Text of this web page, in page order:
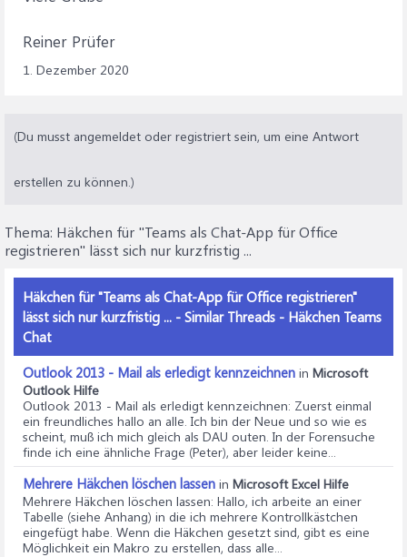
Reiner Prüfer
1. Dezember 2020
(Du musst angemeldet oder registriert sein, um eine Antwort
erstellen zu können.)
Thema: Häkchen für "Teams als Chat-App für Office
registrieren" lässt sich nur kurzfristig ...
Häkchen für "Teams als Chat-App für Office registrieren"
lässt sich nur kurzfristig ... - Similar Threads - Häkchen Teams
Chat
Outlook 2013 - Mail als erledigt kennzeichnen in Microsoft
Outlook Hilfe
Outlook 2013 - Mail als erledigt kennzeichnen: Zuerst einmal
ein freundliches hallo an alle. Ich bin der Neue und so wie es
scheint, muß ich mich gleich als DAU outen. In der Forensuche
finde ich eine ähnliche Frage (Peter), aber leider keine...
Mehrere Häkchen löschen lassen in Microsoft Excel Hilfe
Mehrere Häkchen löschen lassen: Hallo, ich arbeite an einer
Tabelle (siehe Anhang) in die ich mehrere Kontrollkästchen
eingefügt habe. Wenn die Häkchen gesetzt sind, gibt es eine
Möglichkeit ein Makro zu erstellen, dass alle...